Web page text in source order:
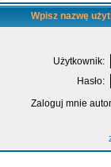
Wpisz nazwę
Użytkownik:
Hasło:
Zaloguj mnie